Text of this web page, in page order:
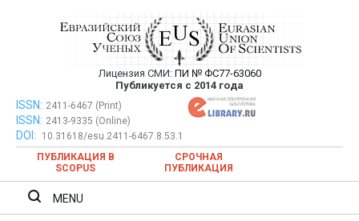
Евразийский Союз Ученых —
публикация научных статей в
ежемесячном научном журнале
Лицензия СМИ: ПИ № ФС77-63060
Публикуется с 2014 года
Евразийский Союз Ученых — публикация научных статей в
ежемесячном научном журнале
ISSN: 2411-6467 (Print)
ISSN: 2413-9335 (Online)
DOI:
10.31618/esu.2411-6467.8.53.1
ПУБЛИКАЦИЯ В
SCOPUS
СРОЧНАЯ
ПУБЛИКАЦИЯ
MENU